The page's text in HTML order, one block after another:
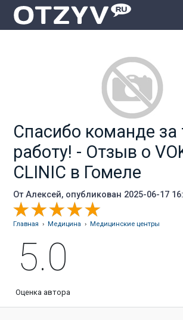
Спасибо команде за
работу! - Отзыв о
CLINIC в Гомеле
ОтАлексей, опубликован 2025-06-17
Главная ›Медицина ›Медицинские центры
5.0
Оценка автора